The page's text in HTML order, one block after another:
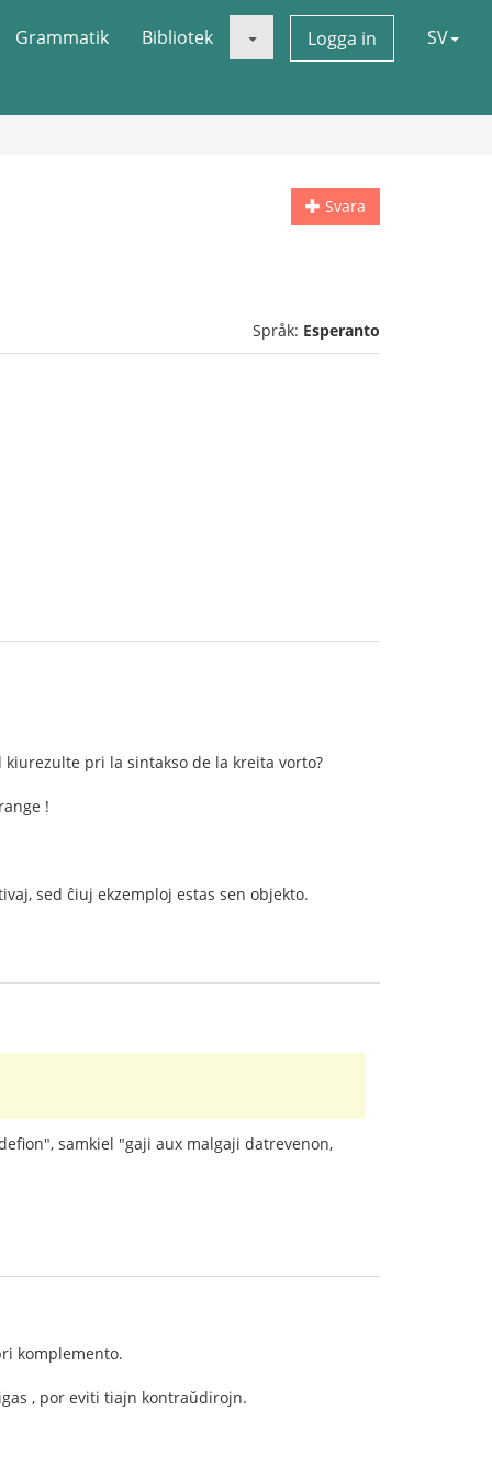
Grammatik Bibliotek Logga in SV
Svara
Språk: Esperanto
pri la sintakso de la kreita vorto?
!
sed ĉiuj ekzemploj estas sen objekto.
samkiel "gaji aux malgaji datrevenon,
komplemento.
, por eviti tiajn kontraŭdirojn.